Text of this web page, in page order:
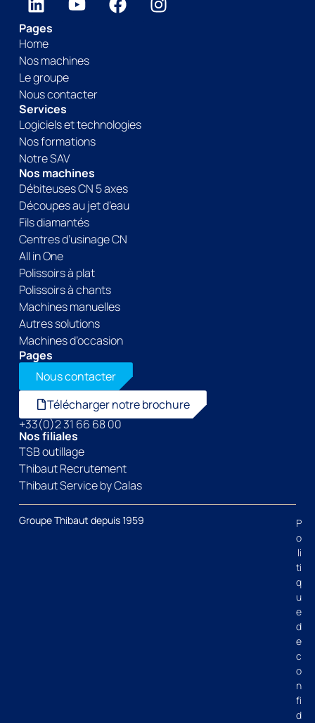
Pages
Home
Nos machines
Le groupe
Nous contacter
Services
Logiciels et technologies
Nos formations
Notre SAV
Nos machines
Débiteuses CN 5 axes
Découpes au jet d’eau
Fils diamantés
Centres d’usinage CN
All in One
Polissoirs à plat
Polissoirs à chants
Machines manuelles
Autres solutions
Machines d’occasion
Pages
Nous contacter
Télécharger notre brochure
+33(0)2 31 66 68 00
Nos filiales
TSB outillage
Thibaut Recrutement
Thibaut Service by Calas
Groupe Thibaut depuis 1959
P
o
li
ti
q
u
e
d
e
c
o
n
fi
d